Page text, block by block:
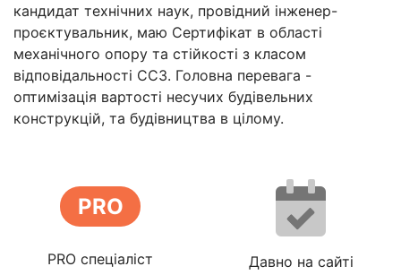
кандидат технічних наук, провідний інженер-
проєктувальник, маю Сертифікат в області
механічного опору та стійкості з класом
відповідальності СС3. Головна перевага -
оптимізація вартості несучих будівельних
конструкцій, та будівництва в цілому.
PRO
PRO спеціаліст Давно на сайті